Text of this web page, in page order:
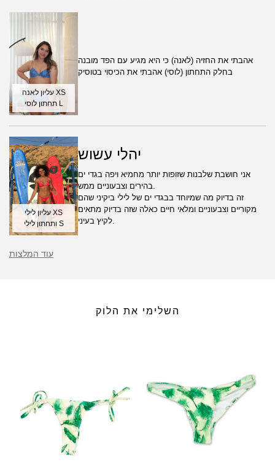
עליון לאנה XS
תחתון לוסי L
אהבתי את החזיה (לאנה) כי היא מגיע עם הפד מובנה
בחלק התחתון (לוסי) אהבתי את הכיסוי בטוסיק
עליון לילי XS
ותחתון לילי S
יהלי עשוש
אני חושבת שלבנות שזופות יותר מחמיא ויפה בגדי ים
בהירים וצבעוניים ממש.
זה בדיוק מה שמיוחד בבגדי ים של לילי ביקיני שהם
מקוריים וצבעוניים ומלאי חיים כאלה שזה בדיוק מתאים
לקיץ בעיני.
עוד המלצות
השלימי את הלוק